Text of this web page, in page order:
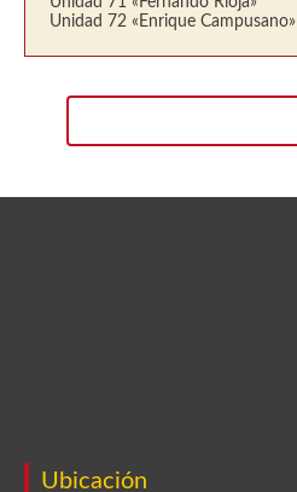
Unidad 72 «Enrique Campusano»
Ubicación